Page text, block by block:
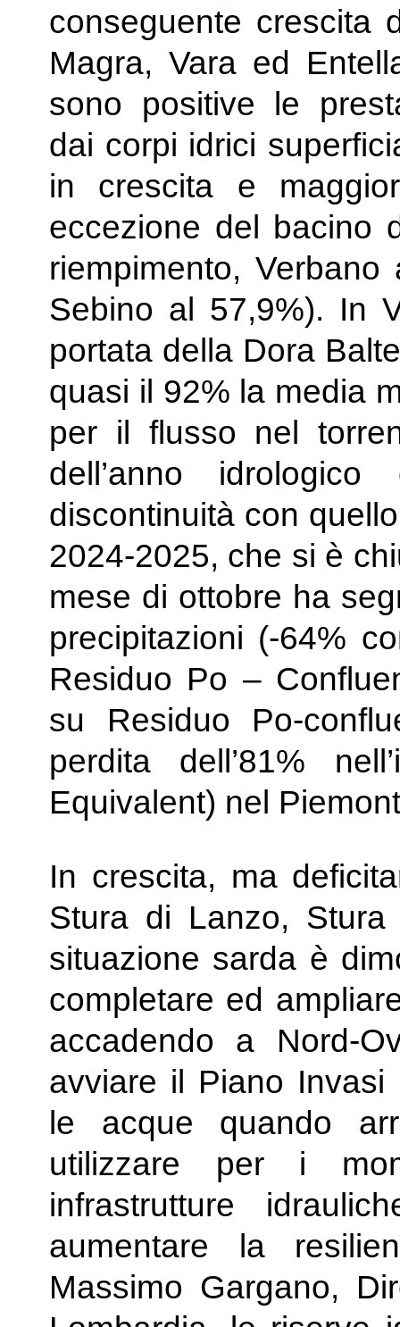
conseguente crescita
Magra, Vara ed
sono positive le
dai corpi idrici
in crescita e
eccezione del bacino
riempimento,
Sebino al 57,9%). In
portata della Dora
quasi il 92% la media
per il flusso nel
dell’anno
discontinuità con
2024-2025, che si è
mese di ottobre ha
precipitazioni (-64%
Residuo Po –
su Residuo Po-
perdita dell’81%
Equivalent) nel
In crescita, ma
Stura di Lanzo,
situazione sarda è
completare ed
accadendo a Nord-
avviare il Piano Invasi
le acque quando
utilizzare per i
infrastrutture
aumentare la
Massimo Gargano,